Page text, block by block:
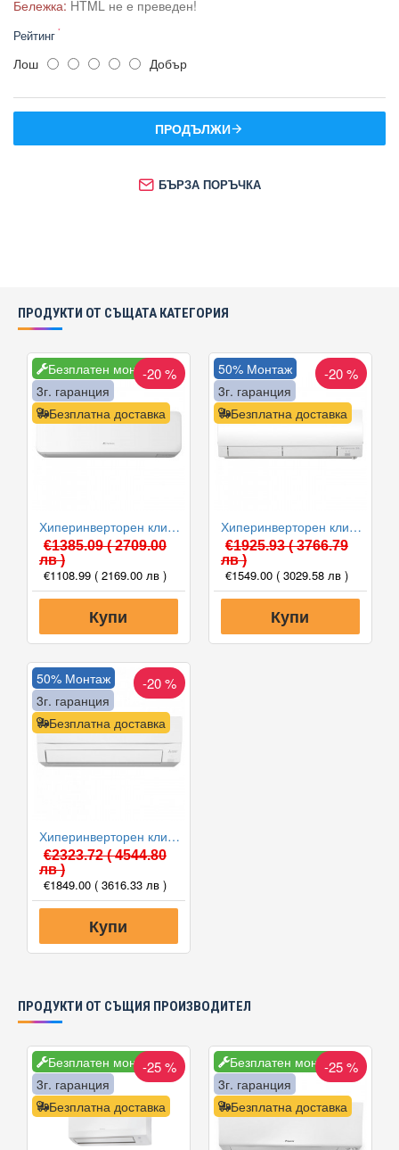
Бележка: HTML не е преведен!
Рейтинг
Лош Добър
ПРОДЪЛЖИ
БЪРЗА ПОРЪЧКА
ПРОДУКТИ ОТ СЪЩАТА КАТЕГОРИЯ
Безплатен монтаж
Безплатна доставка
3г. гаранция
-20 %
Хиперинверторен климатик Fuji Electric RSG12KGTB(E) /ROG12KGCA, 12000 BTU, Клас A+++
€1385.09( 2709.00
лв )
€1108.99 ( 2169.00 лв )
Купи
Безплатна доставка
50% Монтаж
3г. гаранция
-20 %
Хиперинверторен климатик Mitsubishi Electric MSZ-FH25VE/MUZ-FH25VE, 9000 BTU, Клас A+++
€1925.93( 3766.79
лв )
€1549.00 ( 3029.58 лв )
Купи
Безплатна доставка
50% Монтаж
3г. гаранция
-20 %
Хиперинверторен климатик Mitsubishi Electric MSZ-FT35VGK/MUZ-FT35VGHZ NINJA, 12000 BTU, Клас A+++
€2323.72( 4544.80
лв )
€1849.00 ( 3616.33 лв )
Купи
ПРОДУКТИ ОТ СЪЩИЯ ПРОИЗВОДИТЕЛ
Безплатен монтаж
Безплатна доставка
3г. гаранция
-25 % Безплатен монтаж
Безплатна доставка
3г. гаранция
-25 %